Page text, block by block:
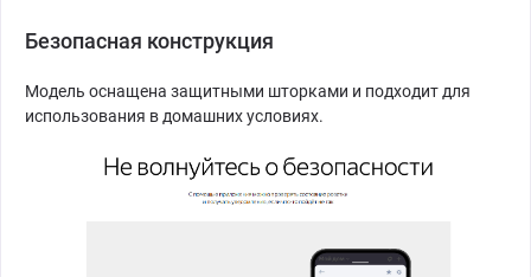
Безопасная конструкция
Модель оснащена защитными шторками и подходит для
использования в домашних условиях.